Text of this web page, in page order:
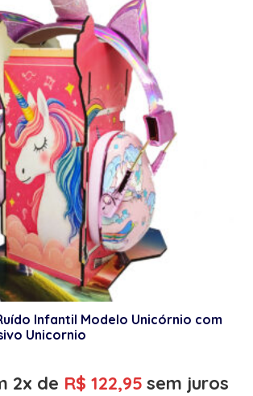
Infantil Modelo Unicórnio com
Unicornio
2x de R$ 122,95 sem juros